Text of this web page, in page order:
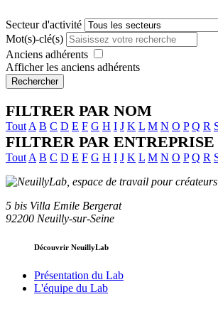
Secteur d'activité
Mot(s)-clé(s)
Anciens adhérents
Afficher les anciens adhérents
Rechercher
FILTRER PAR NOM
Tout A B C D E F G H I J K L M N O P Q R
FILTRER PAR ENTREPRISE
Tout A B C D E F G H I J K L M N O P Q R
5 bis Villa Emile Bergerat
92200 Neuilly-sur-Seine
Découvrir NeuillyLab
Présentation du Lab
L'équipe du Lab